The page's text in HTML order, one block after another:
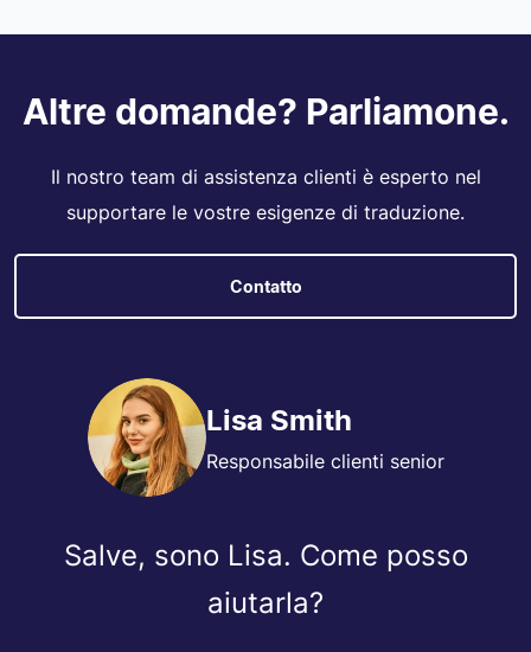
Altre domande? Parliamone.
Il nostro team di assistenza clienti è esperto nel
supportare le vostre esigenze di traduzione.
Contatto
Lisa Smith
Responsabile clienti senior
Salve, sono Lisa. Come posso
aiutarla?